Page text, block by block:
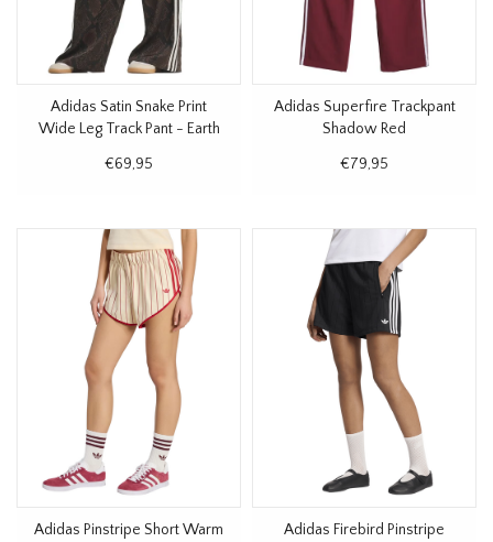
Adidas Satin Snake Print
Wide Leg Track Pant - Earth
€69,95
Adidas Superfire Trackpant
Shadow Red
€79,95
Adidas Pinstripe Short Warm
Adidas Firebird Pinstripe